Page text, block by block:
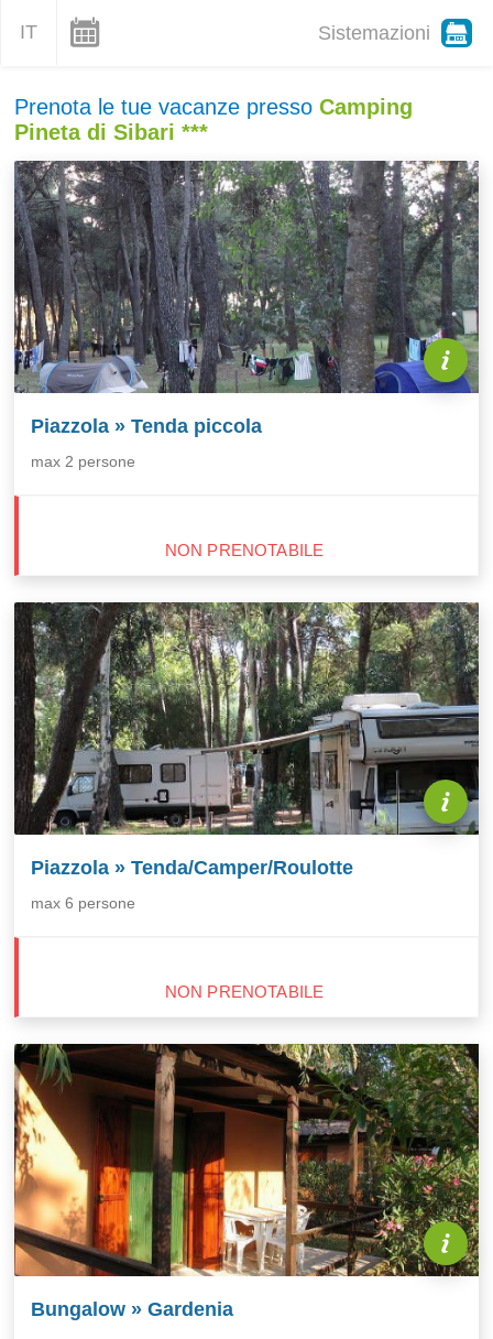
IT Sistemazioni
Prenota le tue vacanze presso Camping
Pineta di Sibari ***
Piazzola » Tenda piccola
max 2 persone
NON PRENOTABILE
Piazzola » Tenda/Camper/Roulotte
max 6 persone
NON PRENOTABILE
Bungalow » Gardenia